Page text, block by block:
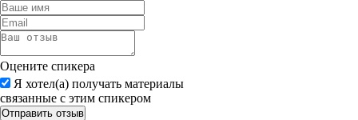
Оцените спикера
Я хотел(а) получать материалы
связанные с этим спикером